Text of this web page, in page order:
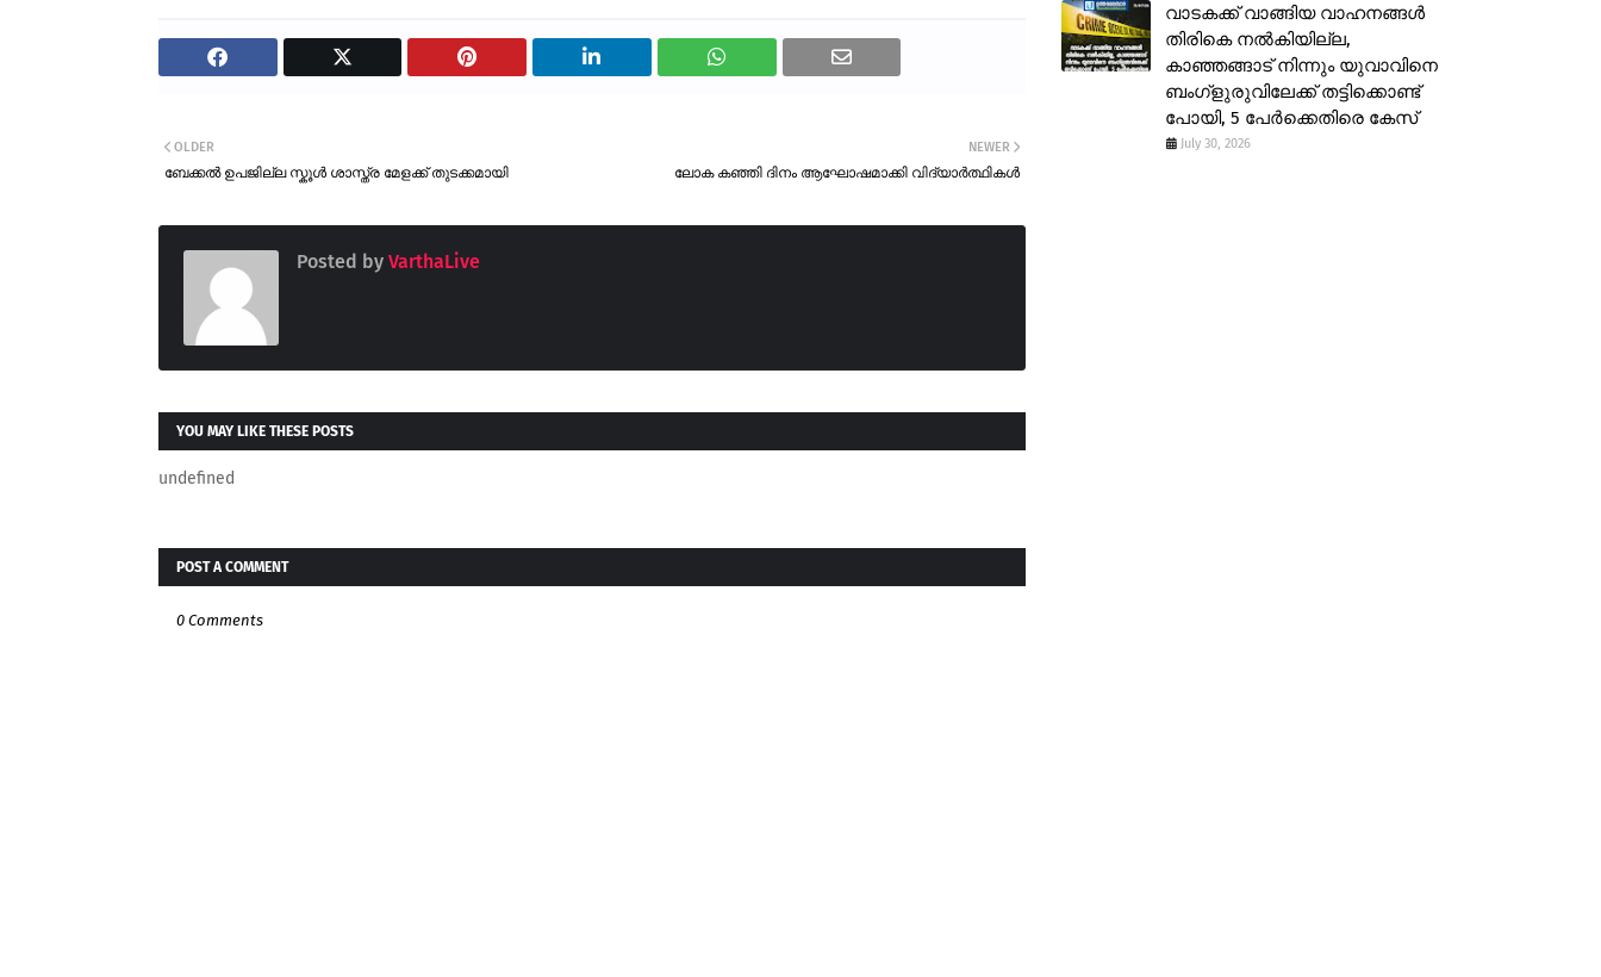
NEWER
ലോക കഞ്ഞി ദിനം ആഘോഷമാക്കി വിദ്യാർത്ഥികൾ
OLDER
ബേക്കൽ ഉപജില്ല സ്കൂൾ ശാസ്ത്ര മേളക്ക് തുടക്കമായി
Posted by VarthaLive
YOU MAY LIKE THESE POSTS
undefined
POST A COMMENT
0 Comments
വാടകക്ക് വാങ്ങിയ വാഹനങ്ങൾ
തിരികെ നൽകിയില്ല,
കാഞ്ഞങ്ങാട് നിന്നും യുവാവിനെ
ബംഗ്ളുരുവിലേക്ക് തട്ടിക്കൊണ്ട്
പോയി, 5 പേർക്കെതിരെ കേസ്
July 30, 2026